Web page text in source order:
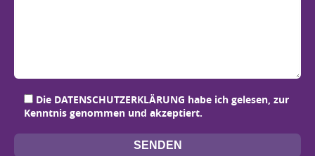
Die DATENSCHUTZERKLÄRUNG habe ich gelesen, zur
Kenntnis genommen und akzeptiert.